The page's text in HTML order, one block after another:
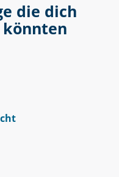
die dich